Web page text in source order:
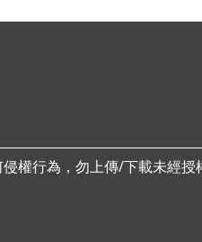
權行為，勿上傳/下載未經授